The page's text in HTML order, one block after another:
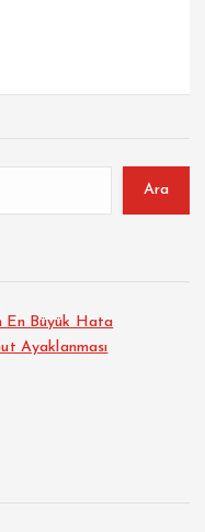
Ara
En Büyük Hata
Ayaklanması